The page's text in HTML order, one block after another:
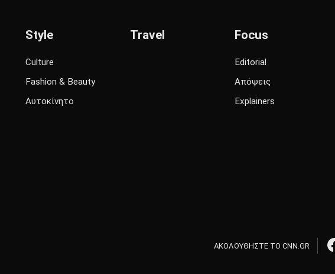
Style
Culture
Fashion & Beauty
Αυτοκίνητο
Travel Focus
Editorial
Απόψεις
Explainers
ΑΚΟΛΟΥΘΗΣΤΕ ΤΟ CNN.GR